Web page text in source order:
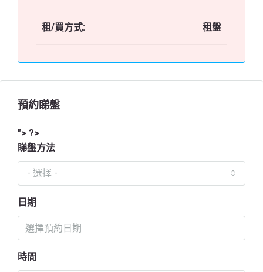
租/買方式: 租盤
預約睇盤
"> ?>
睇盤方法
- 選擇 -
日期
時間